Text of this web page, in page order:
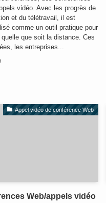
vidéo. Avec les progrès de
et du télétravail, il est
comme un outil pratique pour
que soit la distance. Ces
les entreprises...
Appel vidéo de conférence Web
Web/appels vidéo